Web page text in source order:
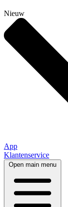
Nieuw
App
Klantenservice
Open main menu